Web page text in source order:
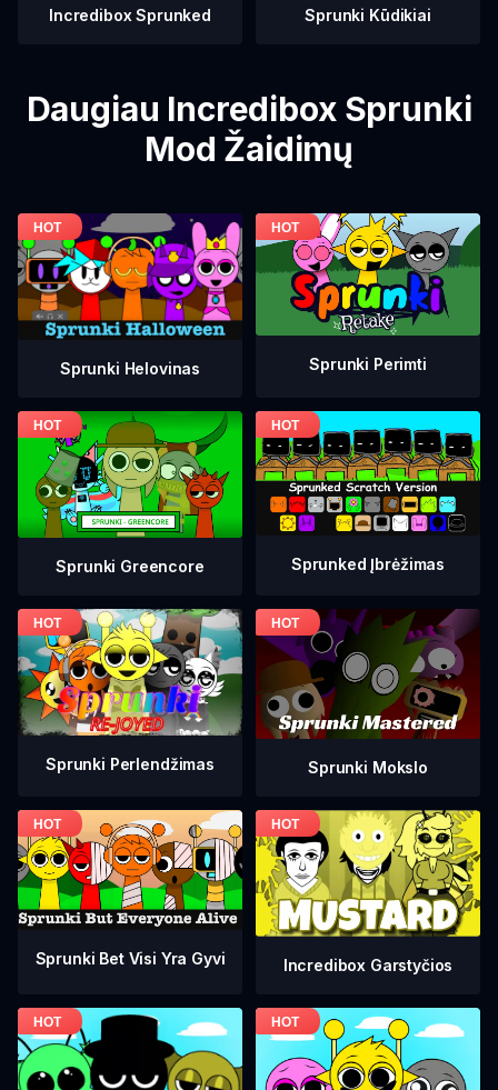
Incredibox Sprunked Sprunki Kūdikiai
Daugiau Incredibox Sprunki
Mod Žaidimų
Sprunki Helovinas Sprunki Perimti
Sprunki Greencore Sprunked Įbrėžimas
Sprunki Perlendžimas Sprunki Mokslo
Sprunki Bet Visi Yra Gyvi Incredibox Garstyčios